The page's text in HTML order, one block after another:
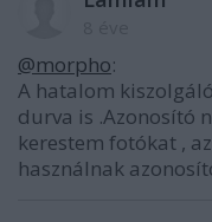
@morpho:
A hatalom
durva is .Azonosító
kerestem fotókat ,
használnak